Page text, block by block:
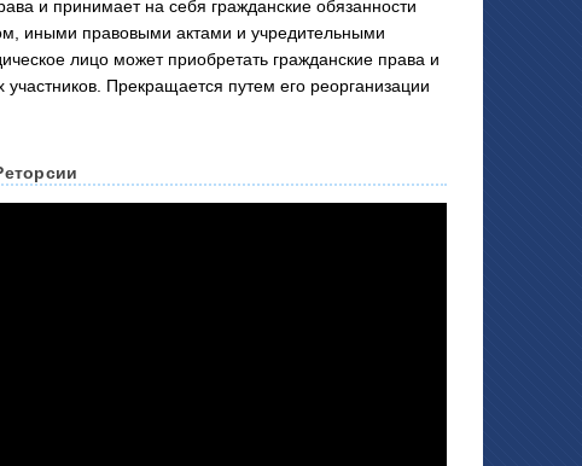
и принимает на себя гражданские обязанности
иными правовыми актами и учредительными
лицо может приобретать гражданские права и
Прекращается путем его реорганизации